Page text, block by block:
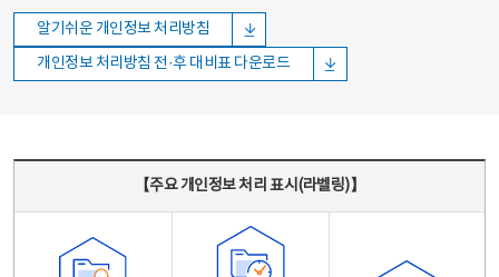
알기쉬운 개인정보 처리방침
개인정보 처리방침 전·후 대비표 다운로드
【주요 개인정보 처리 표시(라벨링)】